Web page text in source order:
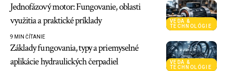
VEDA &
TECHNOLÓGIE
Jednofázový motor: Fungovanie, oblasti
využitia a praktické príklady
9 MIN ČÍTANIE
VEDA &
TECHNOLÓGIE
Základy fungovania, typy a priemyselné
aplikácie hydraulických čerpadiel